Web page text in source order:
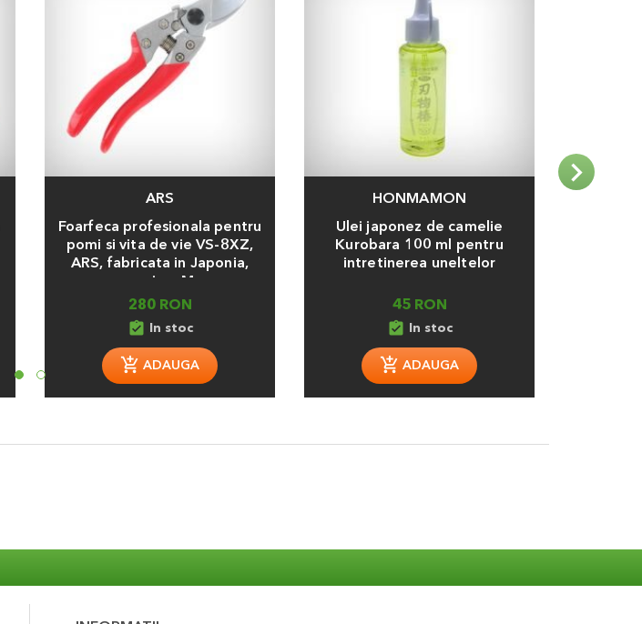
ARS
Foarfeca profesionala pentru
pomi si vita de vie VS-8XZ,
ARS, fabricata in Japonia,
marime M
280 RON
assignment_turned_in In stoc
ADAUGA
HONMAMON
Ulei japonez de camelie
Kurobara 100 ml pentru
intretinerea uneltelor
45 RON
assignment_turned_in In stoc
ADAUGA